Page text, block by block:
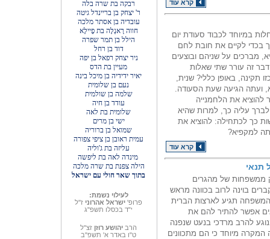
קרא עוד
במיוחד לכבוד סעודת יום
לקיים את חובת לחם
מברכים על שניהם ובוצעים
זה עורר שתי שאלות
תקינה, באופן כללי? שנית,
ועתה הגיעה שעת הסעודה.
להוציא את הלחמנייה
עליה כך, למרות שהיא
כך לכתחילה: להוציא את
למקפיא?
קרא עוד
תנאי
ממשפחות של מהגרים
בוינה לרוב בכוונה מראש
תגיע לארצות הברית
אפשר להתיר להם את
להרב מרדכי בנעט שנפנה
מיוחד כי הם מתכוונים
רבקה בת שרה בלה
ר' יצחק בן בריינדל גיטה
עובדיה בן אסתר מלכה
חווה רָאנְלָה בת פָיילָא
הילל בן תמר שפרה
דוד בן רחל
ניר יצחק רפאל בן יפה
מעיין בת הדס
יאיר ידידיה בן מיכל בינה
נעם בן שלומית
שלמה בן שולמית
עודד בן חיה
שלומית בת לאה
ישי בן מרים
שמואל בן ברוריה
עמית ראובן בן ציפי צפורה
עליזה בת ג'וליה
מינדה לאה בת ליפשה
הילה צפנת בת שרה מלכה
בתוך שאר חולי עם ישראל
לעילוי נשמת:
פרופ' ישראל אהרוני ז"ל
י"ד בכסלו תשפ"ג
הרב יהושע רוזן זצ"ל
ט"ו באדר א' תשפ"ב